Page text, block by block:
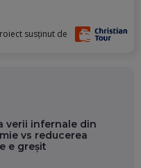
susținut de
verii infernale din
vs reducerea
e greșit